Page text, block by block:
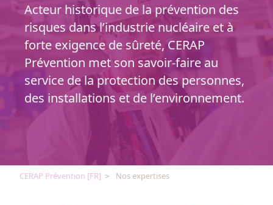
Acteur historique de la prévention des
risques dans l’industrie nucléaire et à
forte exigence de sûreté, CERAP
Prévention met son savoir-faire au
service de la protection des personnes,
des installations et de l’environnement.
CERAP Prévention [FR] Nos expertises